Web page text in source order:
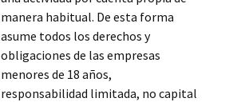
manera habitual. De esta forma
asume todos los derechos y
obligaciones de las empresas
menores de 18 años,
responsabilidad limitada, no capital